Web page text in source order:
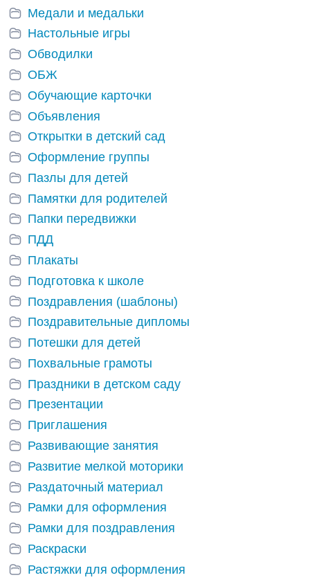
Медали и медальки
Настольные игры
Обводилки
ОБЖ
Обучающие карточки
Объявления
Открытки в детский сад
Оформление группы
Пазлы для детей
Памятки для родителей
Папки передвижки
ПДД
Плакаты
Подготовка к школе
Поздравления (шаблоны)
Поздравительные дипломы
Потешки для детей
Похвальные грамоты
Праздники в детском саду
Презентации
Приглашения
Развивающие занятия
Развитие мелкой моторики
Раздаточный материал
Рамки для оформления
Рамки для поздравления
Раскраски
Растяжки для оформления